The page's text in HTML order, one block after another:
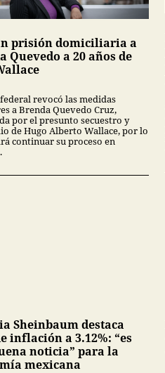
prisión domiciliaria a
Quevedo a 20 años de
revocó las medidas
a Brenda Quevedo Cruz,
por el presunto secuestro y
de Hugo Alberto Wallace, por lo
continuar su proceso en
Sheinbaum destaca
inflación a 3.12%: “es
noticia” para la
mexicana